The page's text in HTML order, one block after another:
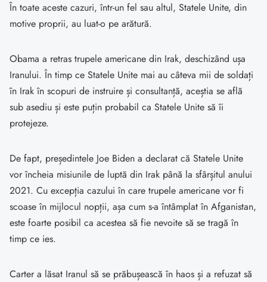
În toate aceste cazuri, într-un fel sau altul, Statele Unite, din
motive proprii, au luat-o pe arătură.
Obama a retras trupele americane din Irak, deschizând ușa
Iranului. În timp ce Statele Unite mai au câteva mii de soldați
în Irak în scopuri de instruire și consultanță, aceștia se află
sub asediu și este puțin probabil ca Statele Unite să îi
protejeze.
De fapt, președintele Joe Biden a declarat că Statele Unite
vor încheia misiunile de luptă din Irak până la sfârșitul anului
2021. Cu excepția cazului în care trupele americane vor fi
scoase în mijlocul nopții, așa cum s-a întâmplat în Afganistan,
este foarte posibil ca acestea să fie nevoite să se tragă în
timp ce ies.
Carter a lăsat Iranul să se prăbușească în haos și a refuzat să